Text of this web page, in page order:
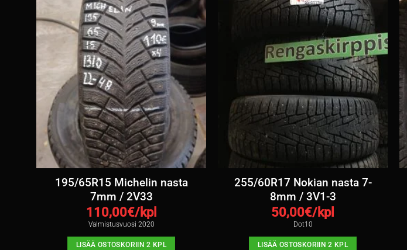
195/65R15 Michelin nasta
7mm / 2V33
110,00€/kpl
Valmistusvuosi 2020
LISÄÄ OSTOSKORIIN 2 KPL
255/60R17 Nokian nasta 7-
8mm / 3V1-3
50,00€/kpl
Dot10
LISÄÄ OSTOSKORIIN 2 KPL